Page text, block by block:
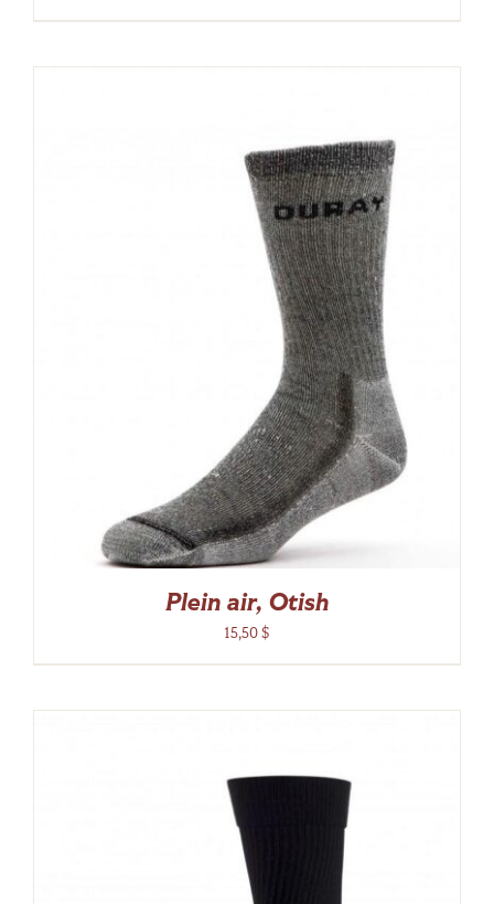
Plein air, Otish
15,50$